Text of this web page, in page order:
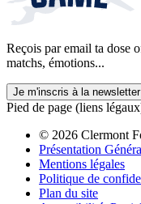
Reçois par email ta dose
matchs, émotions...
Je m'inscris à la newsletter
Pied de page (liens
© 2026 Clermont
Présentation
Mentions légales
Politique de
Plan du site